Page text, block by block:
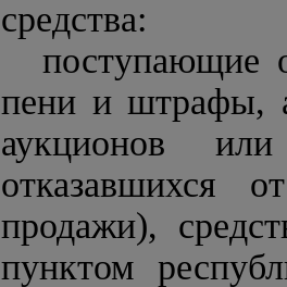
средства:
поступающие
пени и штрафы,
аукционов
отказавшихся
продажи),
пунктом